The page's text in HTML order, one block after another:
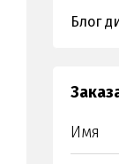
Блог